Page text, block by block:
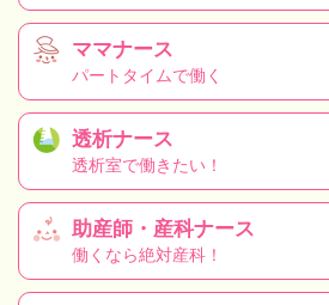
ママナース
パートタイムで働く
透析ナース
透析室で働きたい！
助産師・産科ナース
働くなら絶対産科！